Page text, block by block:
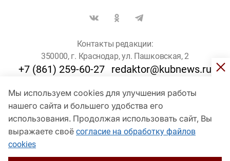
Мы используем cookies для улучшения работы
нашего сайта и большего удобства его
использования. Продолжая использовать сайт, Вы
выражаете своё согласие на обработку файлов
cookies
Контакты редакции:
350000, г. Краснодар, ул. Пашковская, 2
+7 (861) 259-60-27 redaktor@kubnews.ru
Для пользователей старше 16 лет
© Кубанские Новости, 2017
Сетевое издание «kubnews» зарегистрировано Федеральной
службой по надзору в сфере связи, информационных технологий
и массовых коммуникаций (Роскомнадзор). Регистрационный